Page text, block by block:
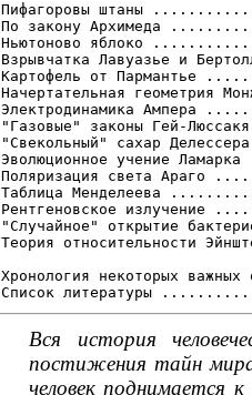
Пифагоровы штаны
По закону Архимеда
Ньютоново яблоко
Взрывчатка Лавуазье
Картофель от
Начертательная
Электродинамика
"Газовые" законы Гей-
"Свекольный" сахар
Эволюционное учение
Поляризация света
Таблица Менделеева
Рентгеновское
"Случайное" открытие
Теория
Хронология некоторых
Вся история
постижения тайн
человек поднимается